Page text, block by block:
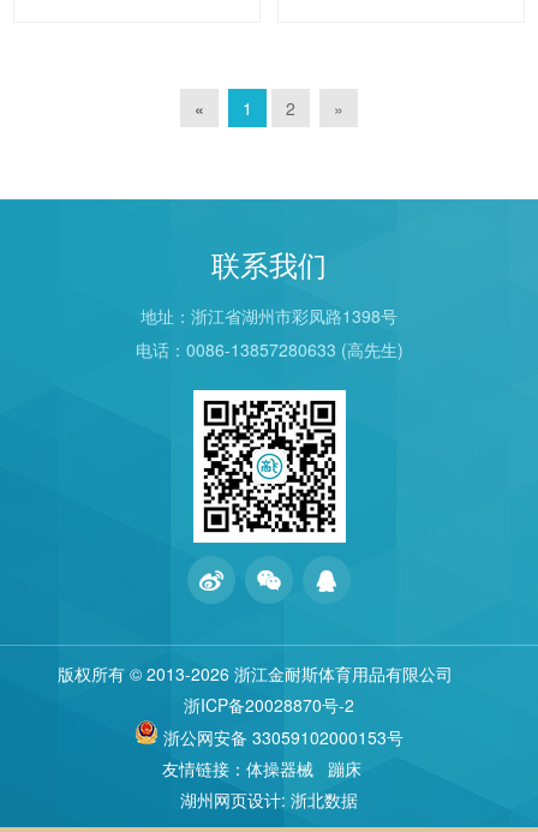
« 1 2 »
联系我们
地址：浙江省湖州市彩凤路1398号
电话：0086-13857280633 (高先生)
版权所有 © 2013-2026 浙江金耐斯体育用品有限公司
浙ICP备20028870号-2
浙公网安备 33059102000153号
友情链接： 体操器械
蹦床
湖州网页设计: 浙北数据